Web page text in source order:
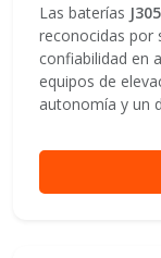
Las baterías
reconocidas por
confiabilidad en
equipos de
autonomía y un